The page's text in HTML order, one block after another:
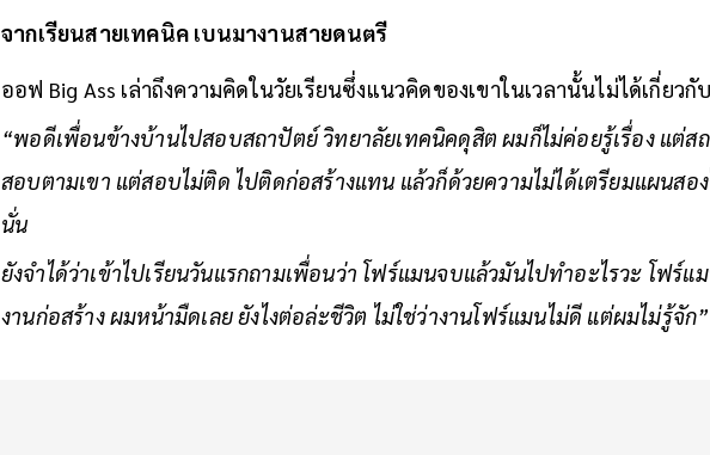
จากเรียนสายเทคนิค เบนมางานสายดนตรี
ออฟ Big Ass เล่าถึงความคิดในวัยเรียนซึ่งแนวคิดของเขาในเวลานั้นไม่ได้เกี่ยว
“พอดีเพื่อนข้างบ้านไปสอบสถาปัตย์ วิทยาลัยเทคนิคดุสิต ผมก็ไม่ค่อยรู้เรื่อง แต่ส
สอบตามเขา แต่สอบไม่ติด ไปติดก่อสร้างแทน แล้วก็ด้วยความไม่ได้เตรียมแผนสอง
นั่น
ยังจำได้ว่าเข้าไปเรียนวันแรกถามเพื่อนว่า โฟร์แมนจบแล้วมันไปทำอะไรวะ โฟร์แ
งานก่อสร้าง ผมหน้ามืดเลย ยังไงต่อล่ะชีวิต ไม่ใช่ว่างานโฟร์แมนไม่ดี แต่ผมไม่รู้จัก”